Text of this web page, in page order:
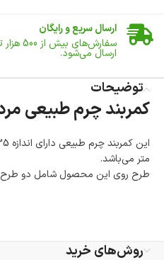
ارسال سریع و رایگان
سفارش‌های بیش از 500 هزار
ارسال می‌شود.
تا 14 روز پس از تحویل کالا می‌توانید آن را برگشت دهید.
امکان پرداخت در محل
وجود دارد.
امکان پرداخت اقساطی
خرید اقساطی با شرایط
است.
توضیحات
کمربند چرم طبیعی
متر می‌باشد.
طرح روی این محصول شامل دو
روش‌های خرید